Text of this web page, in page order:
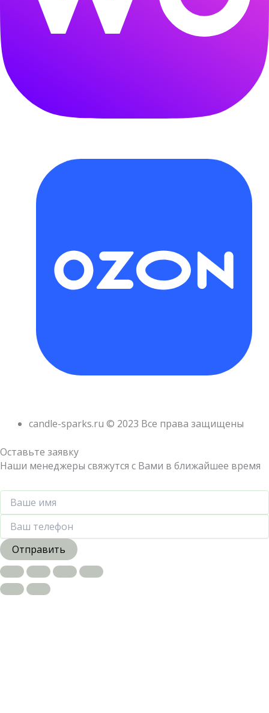
candle-sparks.ru © 2023 Все права защищены
Оставьте заявку
Наши менеджеры свяжутся с Вами в ближайшее время
Отправить